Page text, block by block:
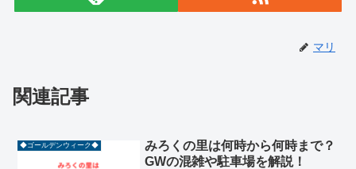
マリ
関連記事
◆ゴールデンウィーク◆
みろくの里は何時から何時まで？
GWの混雑や駐車場を解説！